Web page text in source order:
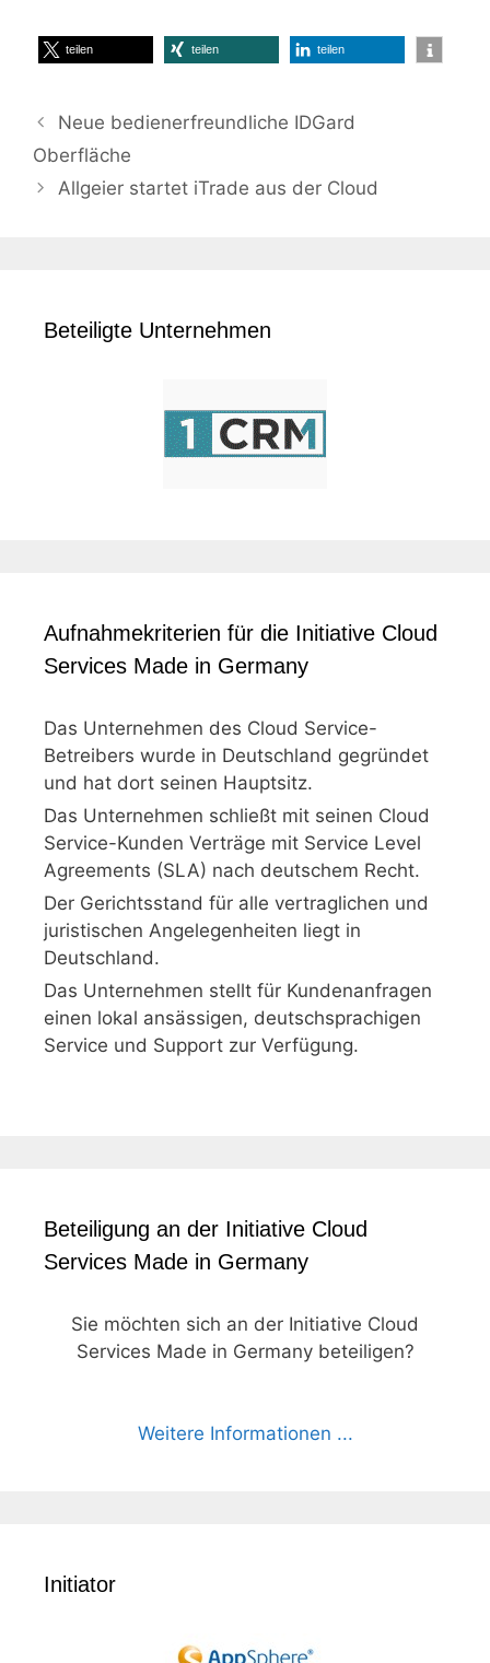
teilen teilen teilen
Neue bedienerfreundliche IDGard
Oberfläche
Allgeier startet iTrade aus der Cloud
Beteiligte Unternehmen
Aufnahmekriterien für die Initiative Cloud
Services Made in Germany
Das Unternehmen des Cloud Service-
Betreibers wurde in Deutschland gegründet
und hat dort seinen Hauptsitz.
Das Unternehmen schließt mit seinen Cloud
Service-Kunden Verträge mit Service Level
Agreements (SLA) nach deutschem Recht.
Der Gerichtsstand für alle vertraglichen und
juristischen Angelegenheiten liegt in
Deutschland.
Das Unternehmen stellt für Kundenanfragen
einen lokal ansässigen, deutschsprachigen
Service und Support zur Verfügung.
Beteiligung an der Initiative Cloud
Services Made in Germany
Sie möchten sich an der Initiative Cloud
Services Made in Germany beteiligen?
Weitere Informationen ...
Initiator